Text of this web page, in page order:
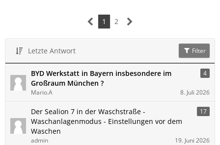
1 2
Letzte Antwort Filter
BYD Werkstatt in Bayern insbesondere im
Großraum München ?
4
Mario.A 8. Juli 2026
Der Sealion 7 in der Waschstraße -
Waschanlagenmodus - Einstellungen vor dem
Waschen
17
admin 19. Juni 2026